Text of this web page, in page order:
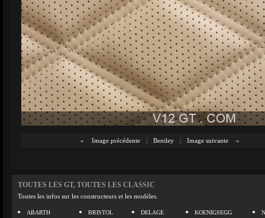
« Image précédente | Bentley | Image suivante »
TOUTES LES GT, TOUTES LES CLASSIC
Toutes les infos sur les constructeurs et les modèles.
ABARTH
BRISTOL
DELAGE
KOENIGSEGG